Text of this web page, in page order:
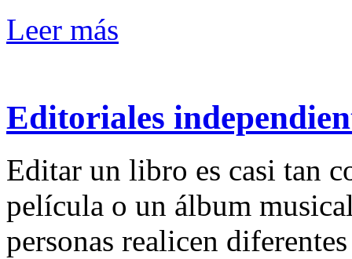
Leer más
Editoriales
Editar un libro es casi tan
película o un álbum
personas realicen